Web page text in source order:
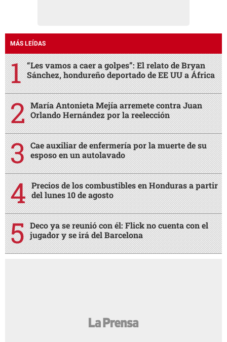
MÁS LEÍDAS
“Les vamos a caer a golpes”: El relato de Bryan
Sánchez, hondureño deportado de EE UU a África
María Antonieta Mejía arremete contra Juan
Orlando Hernández por la reelección
Cae auxiliar de enfermería por la muerte de su
esposo en un autolavado
Precios de los combustibles en Honduras a partir
del lunes 10 de agosto
Deco ya se reunió con él: Flick no cuenta con el
jugador y se irá del Barcelona